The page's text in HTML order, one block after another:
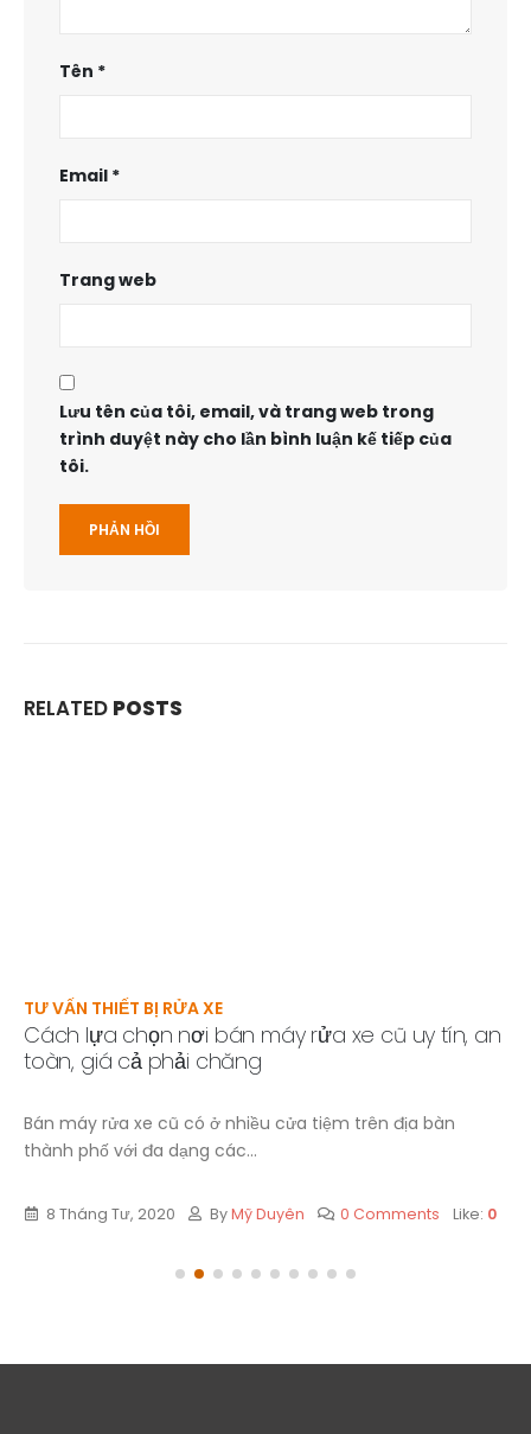
Tên *
Email *
Trang web
Lưu tên của tôi, email, và trang web trong
trình duyệt này cho lần bình luận kế tiếp của
tôi.
RELATED POSTS
TƯ VẤN THIẾT BỊ RỬA XE
Cách lựa chọn nơi bán máy rửa xe cũ uy tín, an
toàn, giá cả phải chăng
Bán máy rửa xe cũ có ở nhiều cửa tiệm trên địa bàn
thành phố với đa dạng các...
8 Tháng Tư, 2020 ByMỹ Duyên 0 Comments Like: 0